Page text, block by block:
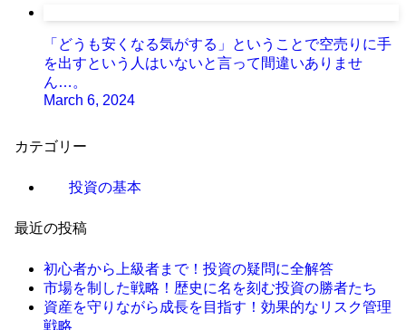
「どうも安くなる気がする」ということで空売りに手
を出すという人はいないと言って間違いありませ
ん…。
March 6, 2024
カテゴリー
投資の基本
最近の投稿
初心者から上級者まで！投資の疑問に全解答
市場を制した戦略！歴史に名を刻む投資の勝者たち
資産を守りながら成長を目指す！効果的なリスク管理
戦略